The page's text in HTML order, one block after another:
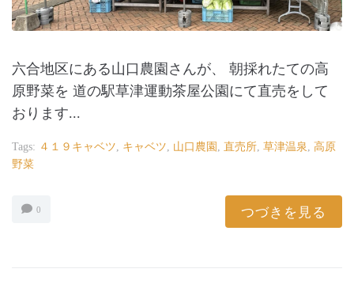
六合地区にある山口農園さんが、 朝採れたての高
原野菜を 道の駅草津運動茶屋公園にて直売をして
おります...
Tags: ４１９キャベツ, キャベツ, 山口農園 , 直売所, 草津温泉, 高原
野菜
0 つづきを見る